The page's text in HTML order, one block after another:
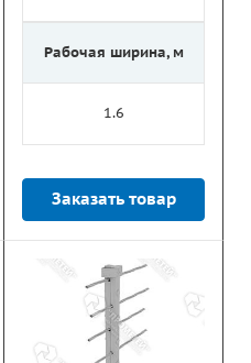
Рабочая ширина, м
1.6
Заказать товар